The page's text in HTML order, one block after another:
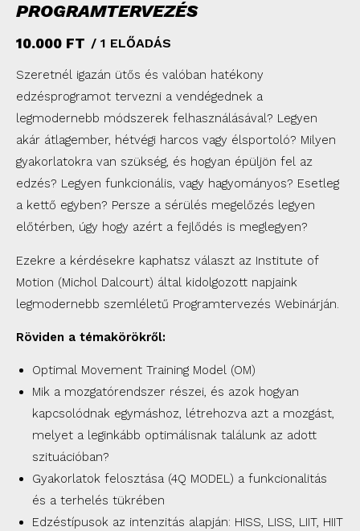
PROGRAMTERVEZÉS
10.000 FT / 1 ELŐADÁS
Szeretnél igazán ütős és valóban hatékony
edzésprogramot tervezni a vendégednek a
legmodernebb módszerek felhasználásával? Legyen
akár átlagember, hétvégi harcos vagy élsportoló? Milyen
gyakorlatokra van szükség, és hogyan épüljön fel az
edzés? Legyen funkcionális, vagy hagyományos? Esetleg
a kettő egyben? Persze a sérülés megelőzés legyen
előtérben, úgy hogy azért a fejlődés is meglegyen?
Ezekre a kérdésekre kaphatsz választ az Institute of
Motion (Michol Dalcourt) által kidolgozott napjaink
legmodernebb szemléletű Programtervezés Webinárján.
Röviden a témakörökről:
Optimal Movement Training Model (OM)
Mik a mozgatórendszer részei, és azok hogyan
kapcsolódnak egymáshoz, létrehozva azt a mozgást,
melyet a leginkább optimálisnak találunk az adott
szituációban?
Gyakorlatok felosztása (4Q MODEL) a funkcionalitás
és a terhelés tükrében
Edzéstípusok az intenzitás alapján: HISS, LISS, LIIT, HIIT